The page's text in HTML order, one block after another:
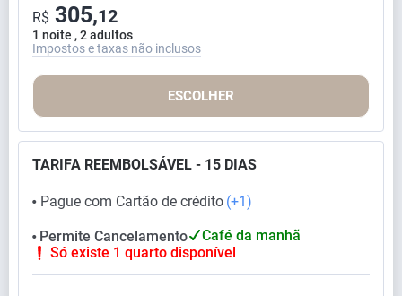
1 noite , 2 adultos
R$ 305,12
Impostos e taxas não inclusos
ESCOLHER
TARIFA REEMBOLSÁVEL - 15 DIAS
⬤ Pague com Cartão de crédito (+1)
⬤ Permite Cancelamento
Café da manhã
Só existe 1 quarto disponível